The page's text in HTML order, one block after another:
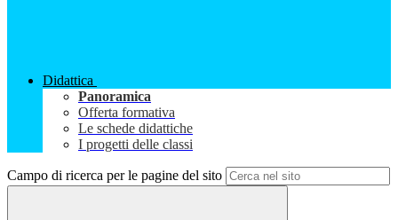
Didattica
Panoramica
Offerta formativa
Le schede didattiche
I progetti delle classi
Campo di ricerca per le pagine del sito